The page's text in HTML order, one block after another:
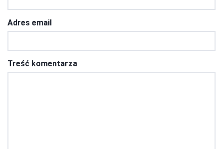
Adres email
Treść komentarza